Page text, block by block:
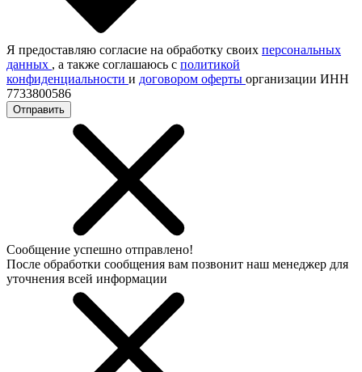
Я предоставляю согласие на обработку своих персональных
данных , а также соглашаюсь с политикой
конфиденциальности и договором оферты организации ИНН
7733800586
Отправить
Сообщение успешно отправлено!
После обработки сообщения вам позвонит наш менеджер для
уточнения всей информации